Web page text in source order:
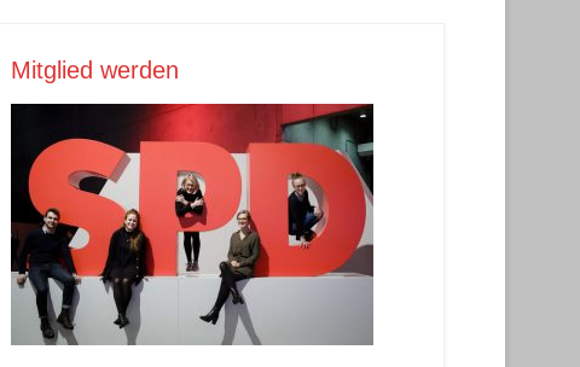
Mitglied werden